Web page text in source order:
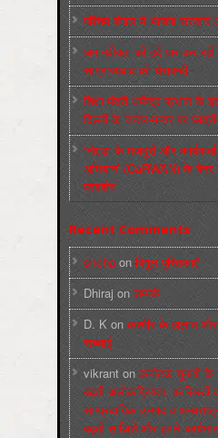
पश्चिम बंगाल में भाजपा
अमानवीयता की हदें पार कर
साम्राज्यवाद की घेराबन्दी
शिक्षा मंत्री धर्मेन्द्र प्रधान
दिल्ली के जन्तर-मन्तर पर
‘नोएडा के मज़दूरों और
अभियान’ (CaRWAN) के बैनर
प्रदर्शन
Recent Comments
sneha on बिगुल पुस्तिकाएँ
Dhiraj on सम्पर्क
D. K on कश्मीर के हालात और
सच्चाई
vikrant onकर्नाटक चुनावों
बढ़ती अलोकप्रियता, फ़ासिस्टों
साम्प्रदायिक उन्माद व
बढ़ती साज़िशें और हमारे कार्यभार